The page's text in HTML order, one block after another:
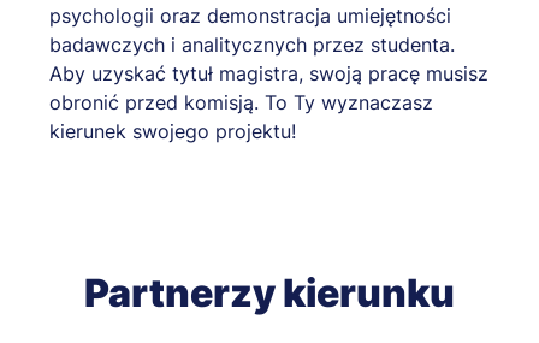
psychologii oraz demonstracja umiejętności
badawczych i analitycznych przez studenta.
Aby uzyskać tytuł magistra, swoją pracę musisz
obronić przed komisją. To Ty wyznaczasz
kierunek swojego projektu!
Partnerzy kierunku